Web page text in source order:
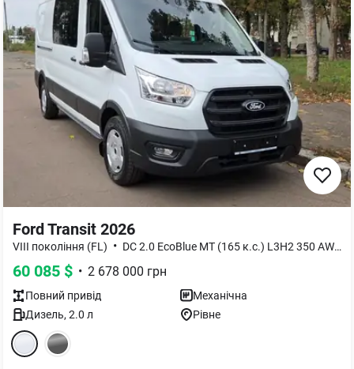
Ford Transit 2026
VIII покоління (FL) • DC 2.0 EcoBlue MT (165 к.с.) L3H2 350 AWD
60 085 $ • 2 678 000 грн
Повний привід
Механічна
Дизель, 2.0 л Рівне